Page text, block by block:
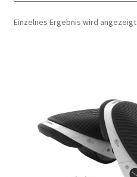
Impressum
Einzelnes Ergebnis wird angezeigt